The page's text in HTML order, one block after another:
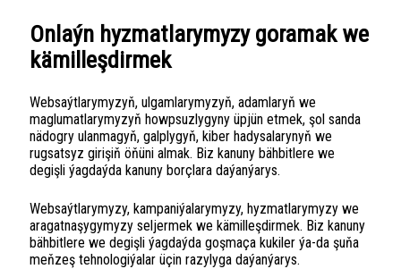
Onlaýn hyzmatlarymyzy goramak we
kämilleşdirmek
Websaýtlarymyzyň, ulgamlarymyzyň, adamlaryň we
maglumatlarymyzyň howpsuzlygyny üpjün etmek, şol sanda
nädogry ulanmagyň, galplygyň, kiber hadysalarynyň we
rugsatsyz girişiň öňüni almak. Biz kanuny bähbitlere we
degişli ýagdaýda kanuny borçlara daýanýarys.
Websaýtlarymyzy, kampaniýalarymyzy, hyzmatlarymyzy we
aragatnaşygymyzy seljermek we kämilleşdirmek. Biz kanuny
bähbitlere we degişli ýagdaýda goşmaça kukiler ýa-da şuňa
meňzeş tehnologiýalar üçin razylyga daýanýarys.